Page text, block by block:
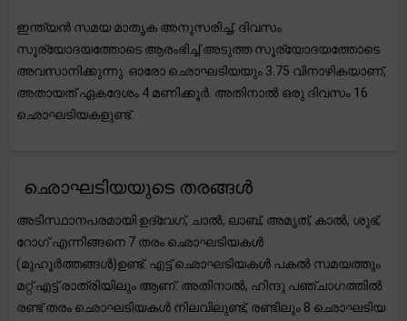
ഇന്ത്യൻ സമയ മാതൃക അനുസരിച്ച്, ദിവസം
സൂര്യോദയത്തോടെ ആരംഭിച്ച് അടുത്ത സൂര്യോദയത്തോടെ
അവസാനിക്കുന്നു. ഓരോ ഛൊഘടിയയും 3.75 വിനാഴികയാണ്,
അതായത് ഏകദേശം 4 മണിക്കൂർ. അതിനാൽ ഒരു ദിവസം 16
ഛൊഘടിയകളുണ്ട്.
ഛൊഘടിയയുടെ തരങ്ങൾ
അടിസ്ഥാനപരമായി ഉദ്വേഗ്, ചാൽ, ലാബ്, അമൃത്, കാൽ, ശുഭ്,
റോഗ് എന്നിങ്ങനെ 7 തരം ഛൊഘടിയകൾ
(മുഹൂർത്തങ്ങൾ)ഉണ്ട്. എട്ട് ഛൊഘടിയകൾ പകൽ സമയത്തും
മറ്റ് എട്ട് രാത്രിയിലും ആണ്. അതിനാൽ, ഹിന്ദു പഞ്ചാഗത്തിൽ
രണ്ട് തരം ഛൊഘടിയകൾ നിലവിലുണ്ട്, രണ്ടിലും 8 ഛൊഘടിയ